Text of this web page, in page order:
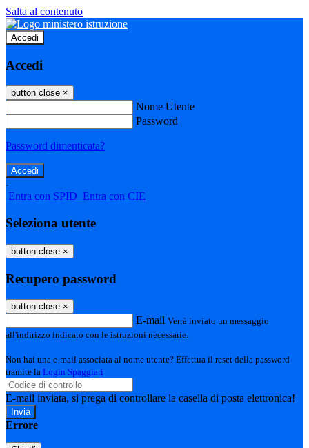
Salta al contenuto
Accedi
Accedi
button close ×
Nome Utente
Password
Password dimenticata?
-
Entra con SPID Entra con CIE
Seleziona utente
button close ×
Recupero password
button close ×
E-mail Verrà inviato un messaggio
all'indirizzo indicato con le istruzioni necessarie.
Non hai una e-mail associata al nome utente? Effettua il reset della password
tramite la Login Spaggiari
E-mail inviata, si prega di controllare la casella di posta elettronica!
Errore